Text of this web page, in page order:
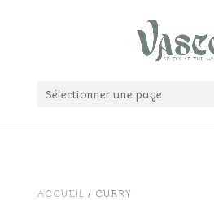
Sélectionner une page
ACCUEIL / CURRY